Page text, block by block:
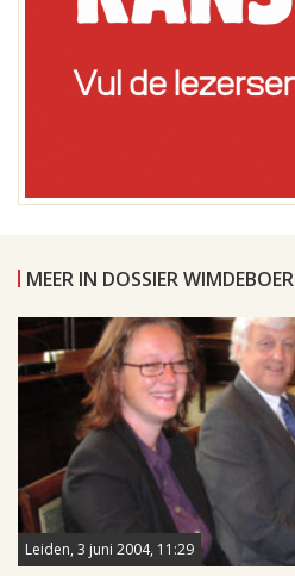
MEER IN DOSSIER WIMDEBOER
Leiden, 3 juni 2004, 11:29